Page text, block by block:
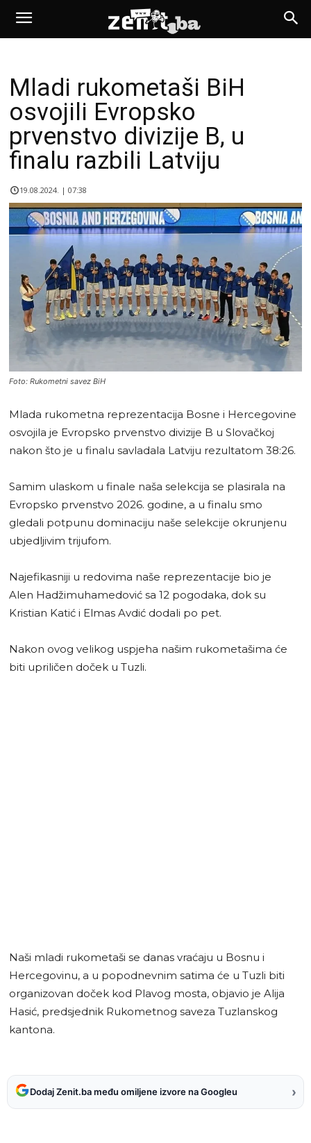
Mladi rukometaši BiH
osvojili Evropsko
prvenstvo divizije B, u
finalu razbili Latviju
19.08.2024. | 07:38
Foto: Rukometni savez BiH
Mlada rukometna reprezentacija Bosne i Hercegovine
osvojila je Evropsko prvenstvo divizije B u Slovačkoj
nakon što je u finalu savladala Latviju rezultatom 38:26.
Samim ulaskom u finale naša selekcija se plasirala na
Evropsko prvenstvo 2026. godine, a u finalu smo
gledali potpunu dominaciju naše selekcije okrunjenu
ubjedljivim trijufom.
Najefikasniji u redovima naše reprezentacije bio je
Alen Hadžimuhamedović sa 12 pogodaka, dok su
Kristian Katić i Elmas Avdić dodali po pet.
Nakon ovog velikog uspjeha našim rukometašima će
biti upriličen doček u Tuzli.
Naši mladi rukometaši se danas vraćaju u Bosnu i
Hercegovinu, a u popodnevnim satima će u Tuzli biti
organizovan doček kod Plavog mosta, objavio je Alija
Hasić, predsjednik Rukometnog saveza Tuzlanskog
kantona.
Dodaj Zenit.ba među omiljene izvore na Googleu ›